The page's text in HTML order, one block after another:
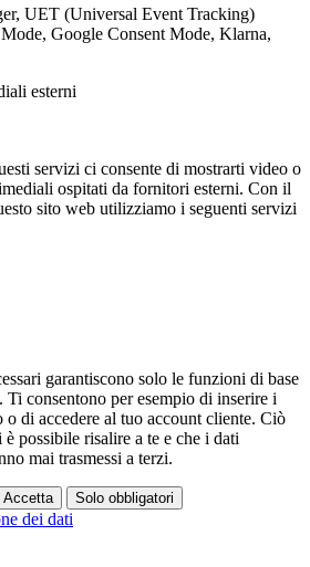
UET (Universal Event Tracking)
Google Consent Mode, Klarna,
esterni
servizi ci consente di mostrarti video o
ospitati da fornitori esterni. Con il
sito web utilizziamo i seguenti servizi
garantiscono solo le funzioni di base
Ti consentono per esempio di inserire i
di accedere al tuo account cliente. Ciò
possibile risalire a te e che i dati
mai trasmessi a terzi.
Accetta Solo obbligatori
dei dati